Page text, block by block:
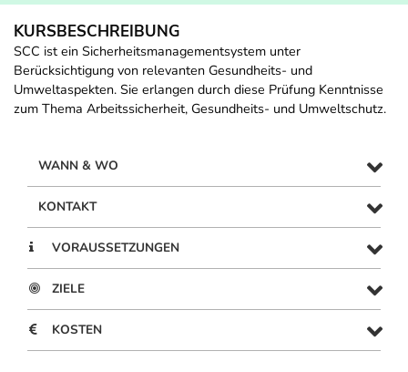
KURSBESCHREIBUNG
SCC ist ein Sicherheitsmanagementsystem unter
Berücksichtigung von relevanten Gesundheits- und
Umweltaspekten. Sie erlangen durch diese Prüfung Kenntnisse
zum Thema Arbeitssicherheit, Gesundheits- und Umweltschutz.
WANN & WO
KONTAKT
VORAUSSETZUNGEN
ZIELE
KOSTEN